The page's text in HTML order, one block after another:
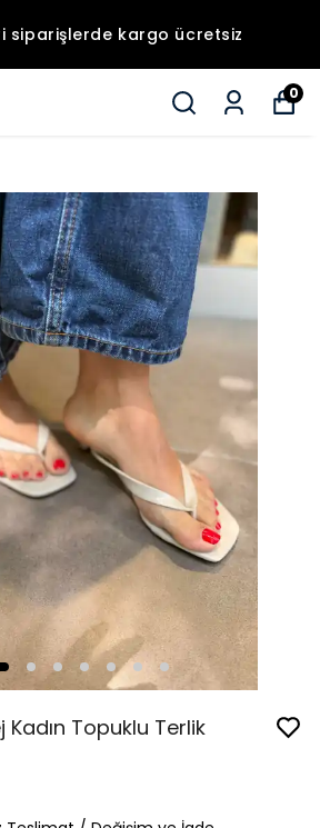
siparişlerde kargo ücretsiz
0
Kadın Topuklu Terlik